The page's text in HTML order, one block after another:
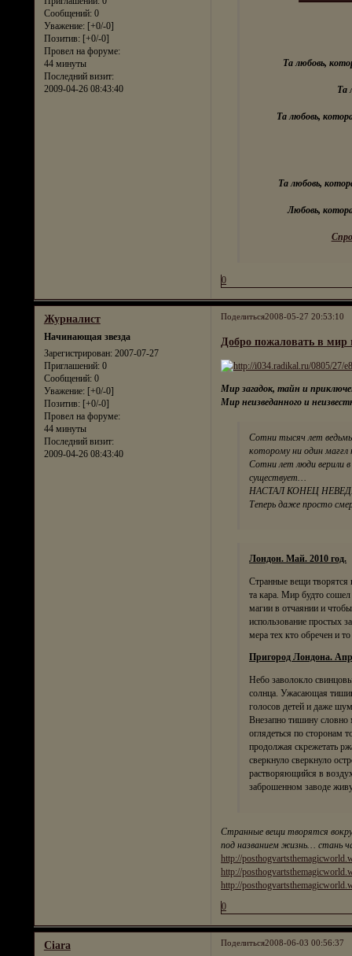
Сообщений:0
Уважение: [+0/-0]
Позитив: [+0/-0]
Провел на форуме:
44 минуты
Последний визит:
2009-04-26 08:43:40
Та любовь,
Та
Та любовь,
Та любовь,
Любовь,
0
Поделиться2008-05-27 20:53:10
Журналист
Начинающая звезда
Зарегистрирован: 2007-07-27
Приглашений:0
Сообщений:0
Уважение: [+0/-0]
Позитив: [+0/-0]
Провел на форуме:
44 минуты
Последний визит:
2009-04-26 08:43:40
Добро пожаловать в мир
Мир загадок, тайн и
Мир неизведанного и
Сотни тысяч лет
которому ни один
Сотни лет люди верили
существует…
НАСТАЛ КОНЕЦ
Теперь даже просто
Лондон. Май. 2010 год.
Странные вещи творятся
та кара. Мир будто
магии в отчаянии и
использование простых
мера тех кто обречен и
Пригород Лондона.
Небо заволокло
солнца. Ужасающая
голосов детей и даже
Внезапно тишину
оглядеться по сторонам
продолжая скрежетать
сверкнуло сверкнуло
растворяющийся в
заброшенном заводе
Странные вещи творятся
под названием жизнь… стань
http://
http://
http://
0
Поделиться2008-06-03 00:56:37
Ciara